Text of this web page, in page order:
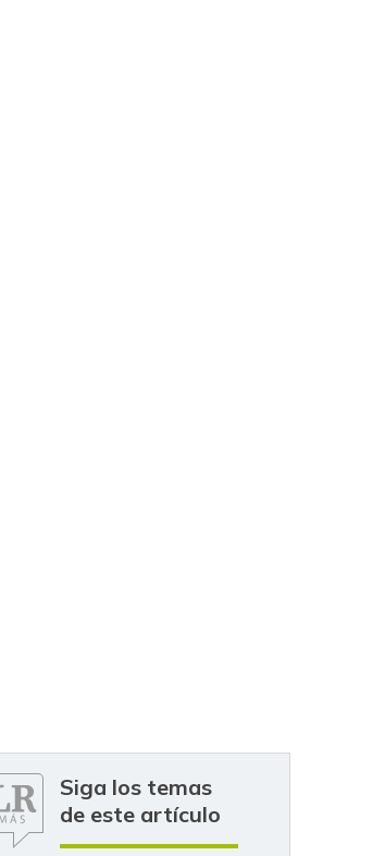
Siga los temas
de este artículo